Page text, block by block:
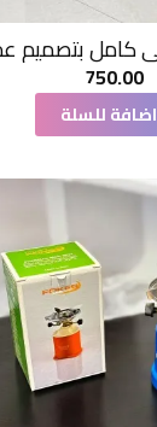
750.00
اضافة للسلة